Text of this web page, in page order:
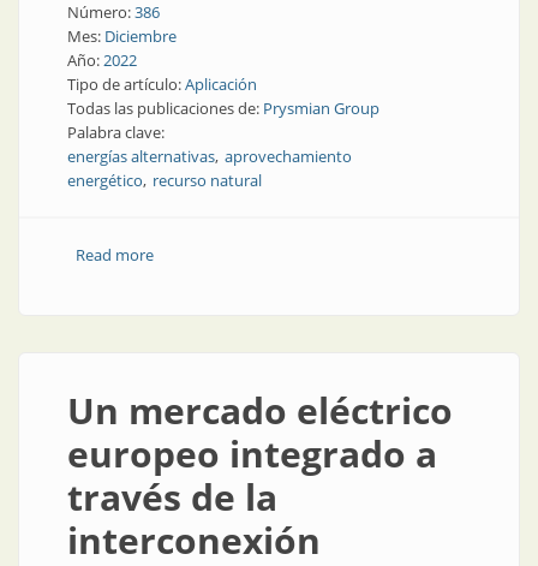
Número:386
Mes: Diciembre
Año:2022
Tipo de artículo:Aplicación
Todas las publicaciones de: Prysmian Group
Palabra clave:
energías alternativas aprovechamiento
energético recurso natural
Read moreabout Cables dinámicos en un proyecto eólico
Un mercado eléctrico
europeo integrado a
través de la
interconexión